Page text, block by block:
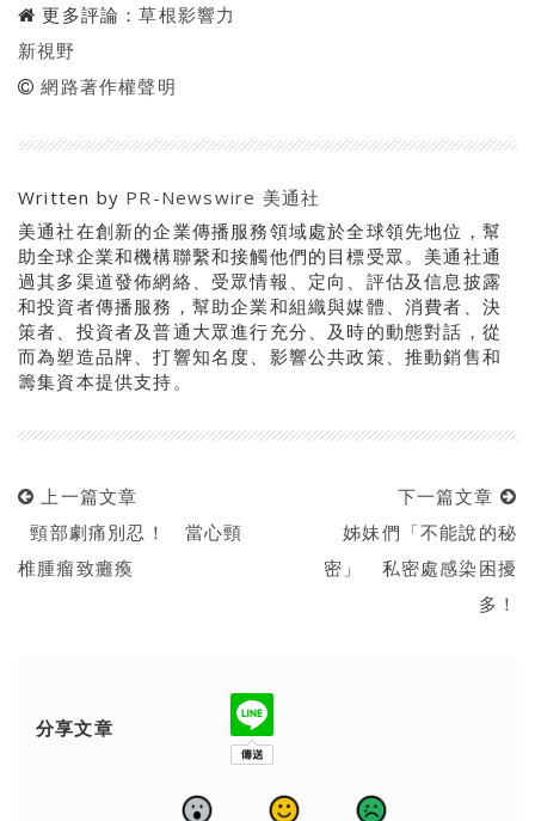
更多評論：草根影響力
新視野
網路著作權聲明
Written by PR-Newswire 美通社
美通社在創新的企業傳播服務領域處於全球領先地位，幫
助全球企業和機構聯繫和接觸他們的目標受眾。美通社通
過其多渠道發佈網絡、受眾情報、定向、評估及信息披露
和投資者傳播服務，幫助企業和組織與媒體、消費者、決
策者、投資者及普通大眾進行充分、及時的動態對話，從
而為塑造品牌、打響知名度、影響公共政策、推動銷售和
籌集資本提供支持。
上一篇文章
頸部劇痛別忍！ 當心頸
椎腫瘤致癱瘓
下一篇文章
姊妹們「不能說的秘
密」 私密處感染困擾
多！
分享文章